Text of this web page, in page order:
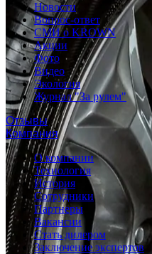
Новости
Вопрос-ответ
СМИ о KROWN
Акции
Фото
Видео
Экология
Журнал "За рулем"
Отзывы
Компания
О компании
Технология
История
Сотрудники
Партнеры
Вакансии
Стать дилером
Заключение экспертов